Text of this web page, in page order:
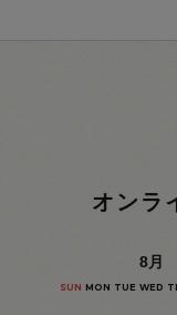
オンラ
8月
SUN MON TUE WED